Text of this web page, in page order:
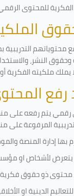
للمحتوى
محتوياتهم
النشر،
ملكيته الفكرية
رفع
يتم رفعه على
المرفوعة
إدارة المنصة
يتعرض لأشخاص او
محتوى ذو حقوق
الدينية او